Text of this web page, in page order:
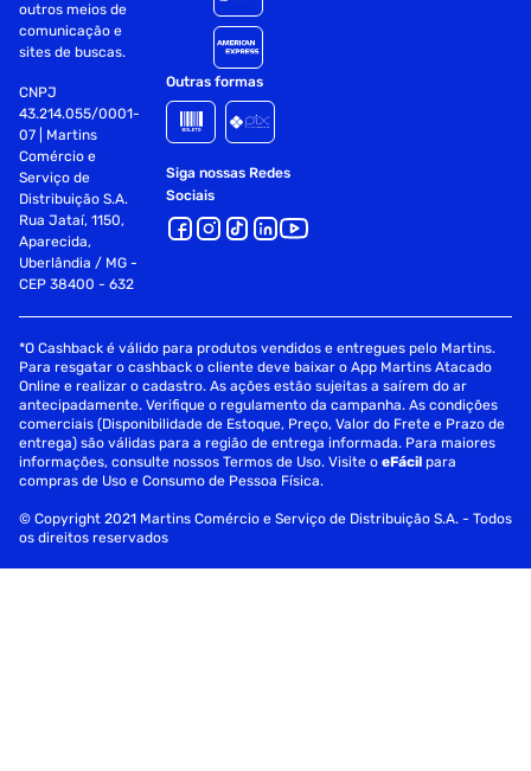
outros meios de
comunicação e
sites de buscas.
CNPJ
43.214.055/0001-
07 | Martins
Comércio e
Serviço de
Distribuição S.A.
Rua Jataí, 1150,
Aparecida,
Uberlândia / MG -
CEP 38400 - 632
Outras formas
Siga nossas Redes
Sociais
*O Cashback é válido para produtos vendidos e entregues pelo Martins.
Para resgatar o cashback o cliente deve baixar o App Martins Atacado
Online e realizar o cadastro. As ações estão sujeitas a saírem do ar
antecipadamente. Verifique o regulamento da campanha. As condições
comerciais (Disponibilidade de Estoque, Preço, Valor do Frete e Prazo de
entrega) são válidas para a região de entrega informada. Para maiores
informações, consulte nossos Termos de Uso. Visite oeFácil para
compras de Uso e Consumo de Pessoa Física.
© Copyright 2021 Martins Comércio e Serviço de Distribuição S.A. - Todos
os direitos reservados